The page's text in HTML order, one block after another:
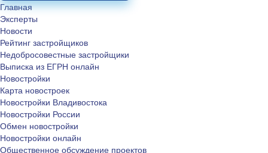
Главная
Эксперты
Новости
Рейтинг застройщиков
Недобросовестные застройщики
Выписка из ЕГРН онлайн
Новостройки
Карта новостроек
Новостройки Владивостока
Новостройки России
Обмен новостройки
Новостройки онлайн
Общественное обсуждение проектов